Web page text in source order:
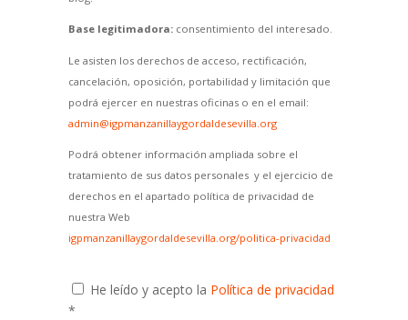
Base legitimadora:consentimiento del interesado.
Le asisten los derechos de acceso, rectificación,
cancelación, oposición, portabilidad y limitación que
podrá ejercer en nuestras oficinas o en el email:
admin@igpmanzanillaygordaldesevilla.org
Podrá obtener información ampliada sobre el
tratamiento de sus datos personales y el ejercicio de
derechos en el apartado política de privacidad de
nuestra Web
igpmanzanillaygordaldesevilla.org/politica-privacidad
He leído y acepto la Política de privacidad
*